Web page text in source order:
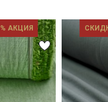
АКЦИЯ
Подписаться
с Политикой обработки
Согласие на обработку